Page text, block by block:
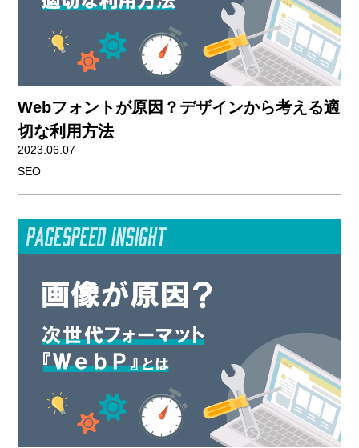
Webフォントが原因？デザインから考える適
切な利用方法
2023.06.07
SEO